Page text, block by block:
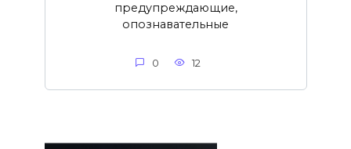
предупреждающие,
опознавательные
0 12